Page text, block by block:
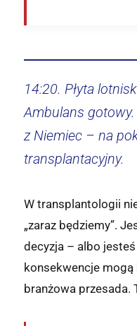
14:20. Płyta
Ambulans
z Niemiec – na
transplantacyjny.
W transplantologii
„zaraz będziemy”.
decyzja – albo
konsekwencje mogą
branżowa przesada.